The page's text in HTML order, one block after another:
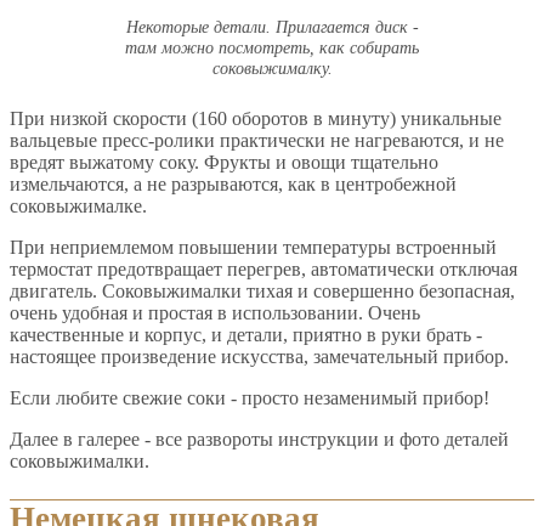
Некоторые детали. Прилагается диск -
там можно посмотреть, как собирать
соковыжималку.
При низкой скорости (160 оборотов в минуту) уникальные
вальцевые пресс-ролики практически не нагреваются, и не
вредят выжатому соку. Фрукты и овощи тщательно
измельчаются, а не разрываются, как в центробежной
соковыжималке.
При неприемлемом повышении температуры встроенный
термостат предотвращает перегрев, автоматически отключая
двигатель. Соковыжималки тихая и совершенно безопасная,
очень удобная и простая в использовании. Очень
качественные и корпус, и детали, приятно в руки брать -
настоящее произведение искусства, замечательный прибор.
Если любите свежие соки - просто незаменимый прибор!
Далее в галерее - все развороты инструкции и фото деталей
соковыжималки.